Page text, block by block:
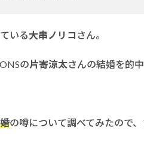
いる大串ノリコ さん。
の片寄涼太さんの結婚を的
の噂について調べてみたので